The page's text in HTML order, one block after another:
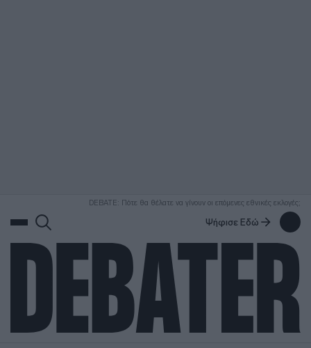
DEBATE: Πότε θα θέλατε να γίνουν οι επόμενες εθνικές εκλογές;
Ψήφισε Εδώ